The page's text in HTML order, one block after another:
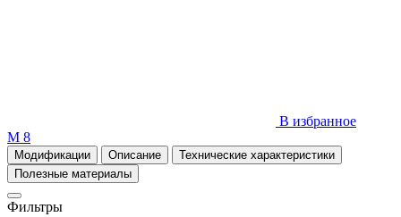
В избранное
М 8
Модификации Описание
Технические характеристики
Полезные материалы
Фильтры